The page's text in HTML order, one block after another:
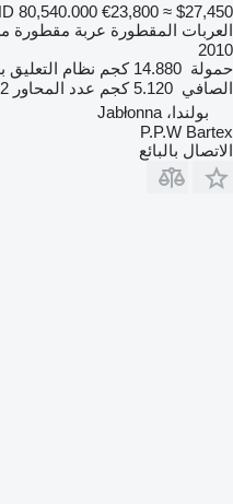
80,540.000 €23,800 ≈ $27,450
العربات المقطورة عربة
2010
حمولة 14.880 كجم نظام التعليق
الصافي 5.120 كجم عدد المحاور 2
بولندا، Jabłonna
P.P.W Bartex
الاتصال بالبائع